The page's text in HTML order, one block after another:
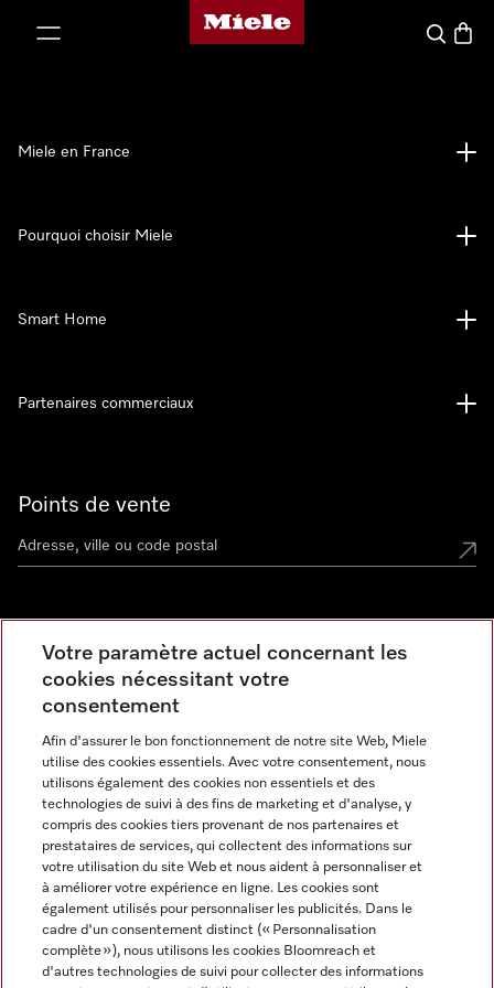
Page d'accueil Miele
Search
Points de vente
Découvrez la boutique Miele proche de chez vous
Newsletter
Miele en France
Pourquoi choisir Miele
Smart Home
Partenaires commerciaux
Miele sur Instagram
Miele sur Facebook
Miele sur Youtube
Votre paramètre actuel concernant les
cookies nécessitant votre
consentement
Afin d'assurer le bon fonctionnement de notre site Web, Miele
utilise des cookies essentiels. Avec votre consentement, nous
utilisons également des cookies non essentiels et des
technologies de suivi à des fins de marketing et d'analyse, y
compris des cookies tiers provenant de nos partenaires et
prestataires de services, qui collectent des informations sur
votre utilisation du site Web et nous aident à personnaliser et
à améliorer votre expérience en ligne. Les cookies sont
également utilisés pour personnaliser les publicités. Dans le
cadre d'un consentement distinct (« Personnalisation
complète »), nous utilisons les cookies Bloomreach et
d'autres technologies de suivi pour collecter des informations